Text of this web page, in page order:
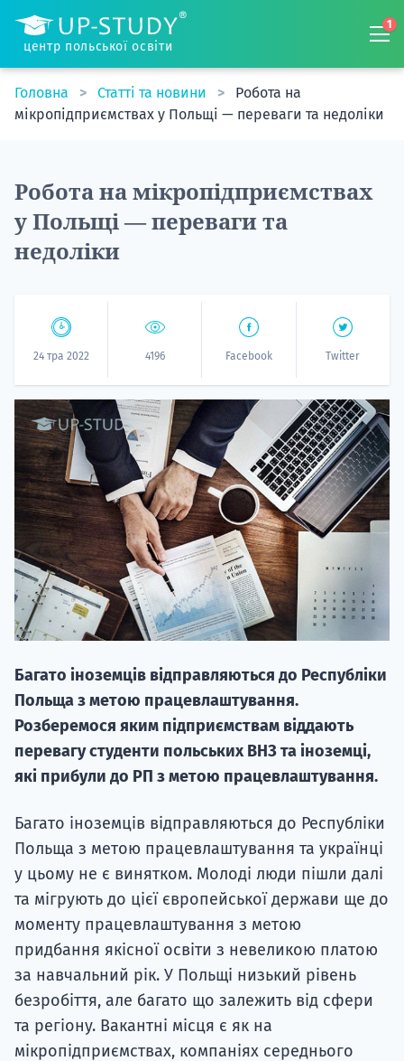
центр польської освіти
1
Головна Статті та новини
Робота на
мікропідприємствах у Польщі — переваги та недоліки
Робота на мікропідприємствах
у Польщі — переваги та
недоліки
24 тра 2022 4196 Facebook Twitter
Багато іноземців відправляються до Республіки
Польща з метою працевлаштування.
Розберемося яким підприємствам віддають
перевагу студенти польських ВНЗ та іноземці,
які прибули до РП з метою працевлаштування.
Багато іноземців відправляються до Республіки
Польща з метою працевлаштування та українці
у цьому не є винятком. Молоді люди пішли далі
та мігрують до цієї європейської держави ще до
моменту працевлаштування з метою
придбання якісної освіти з невеликою платою
за навчальний рік. У Польщі низький рівень
безробіття, але багато що залежить від сфери
та регіону. Вакантні місця є як на
мікропідприємствах, компаніях середнього
20.09